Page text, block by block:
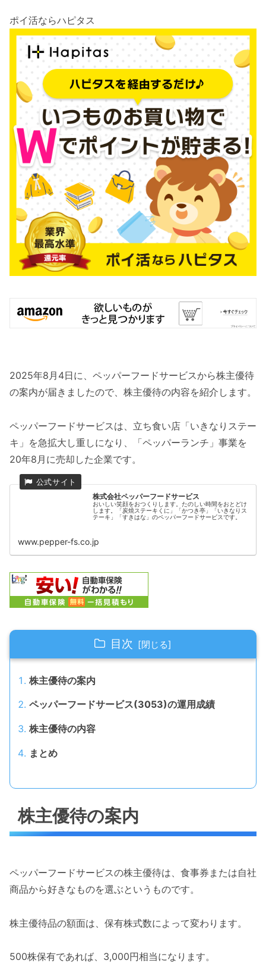
ポイ活ならハピタス
2025年8月4日に、ペッパーフードサービスから株主優待
の案内が届きましたので、株主優待の内容を紹介します。
ペッパーフードサービスは、立ち食い店「いきなりステー
キ」を急拡大し重しになり、「ペッパーランチ」事業を
20年8月に売却した企業です。
株式会社ペッパーフードサービス
おいしい笑顔をおつくりします。たのしい時間をおとどけ
します。「炭焼ステーキくに」「かつき亭」「いきなりス
テーキ」「すきはな」のペッパーフードサービスです。
www.pepper-fs.co.jp
目次
株主優待の案内
ペッパーフードサービス(3053)の運用成績
株主優待の内容
まとめ
株主優待の案内
ペッパーフードサービスの株主優待は、食事券または自社
商品から好きなものを選ぶというものです。
株主優待品の額面は、保有株式数によって変わります。
500株保有であれば、3,000円相当になります。